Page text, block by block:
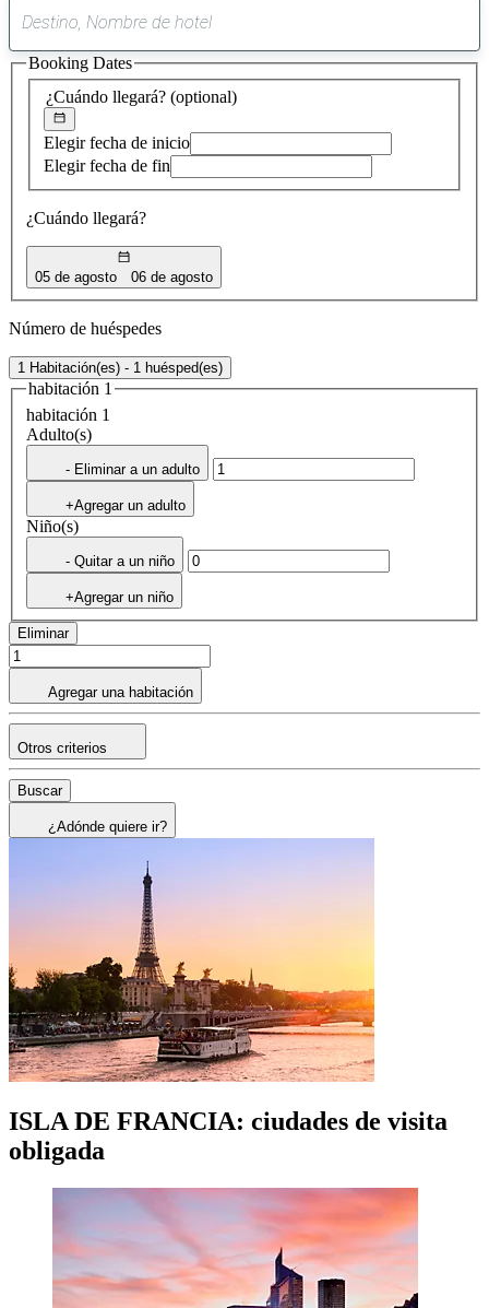
sugerencia
encontrada
¿Cuándo llegará? (optional)
Elegir fecha de inicio
Elegir fecha de fin
¿Cuándo llegará?
05 de agosto 06 de agosto
Booking Dates
Número de huéspedes
1 Habitación(es) - 1 huésped(es)
habitación 1
habitación 1
Adulto(s)
- Eliminar a un adulto
+Agregar un adulto
Niño(s)
- Quitar a un niño
+Agregar un niño
Eliminar
Agregar una habitación
Otros criterios
Buscar
¿Adónde quiere ir?
ISLA DE FRANCIA: ciudades de visita
obligada